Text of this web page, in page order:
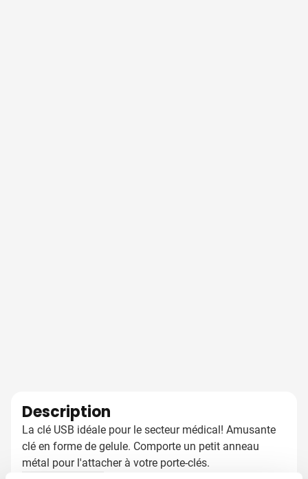
Description
La clé USB idéale pour le secteur médical! Amusante
clé en forme de gelule. Comporte un petit anneau
métal pour l'attacher à votre porte-clés.